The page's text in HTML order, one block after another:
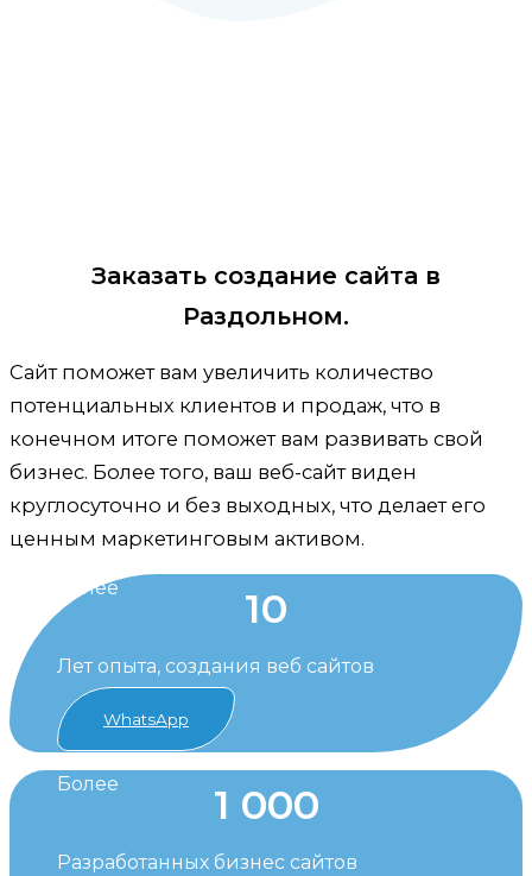
Заказать создание сайта в
Раздольном.
Сайт поможет вам увеличить количество
потенциальных клиентов и продаж, что в
конечном итоге поможет вам развивать свой
бизнес. Более того, ваш веб-сайт виден
круглосуточно и без выходных, что делает его
ценным маркетинговым активом.
Более 10
Лет опыта, создания веб сайтов
WhatsApp
Более 1 000
Разработанных бизнес сайтов